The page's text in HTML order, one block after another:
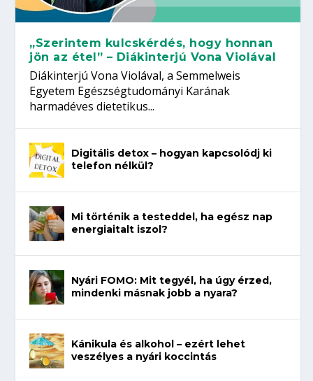
„Szerintem kulcskérdés, hogy honnan
jön az étel” – Diákinterjú Vona Violával
Diákinterjú Vona Violával, a Semmelweis
Egyetem Egészségtudományi Karának
harmadéves dietetikus...
Digitális detox – hogyan kapcsolódj ki
telefon nélkül?
Mi történik a testeddel, ha egész nap
energiaitalt iszol?
Nyári FOMO: Mit tegyél, ha úgy érzed,
mindenki másnak jobb a nyara?
Kánikula és alkohol – ezért lehet
veszélyes a nyári koccintás